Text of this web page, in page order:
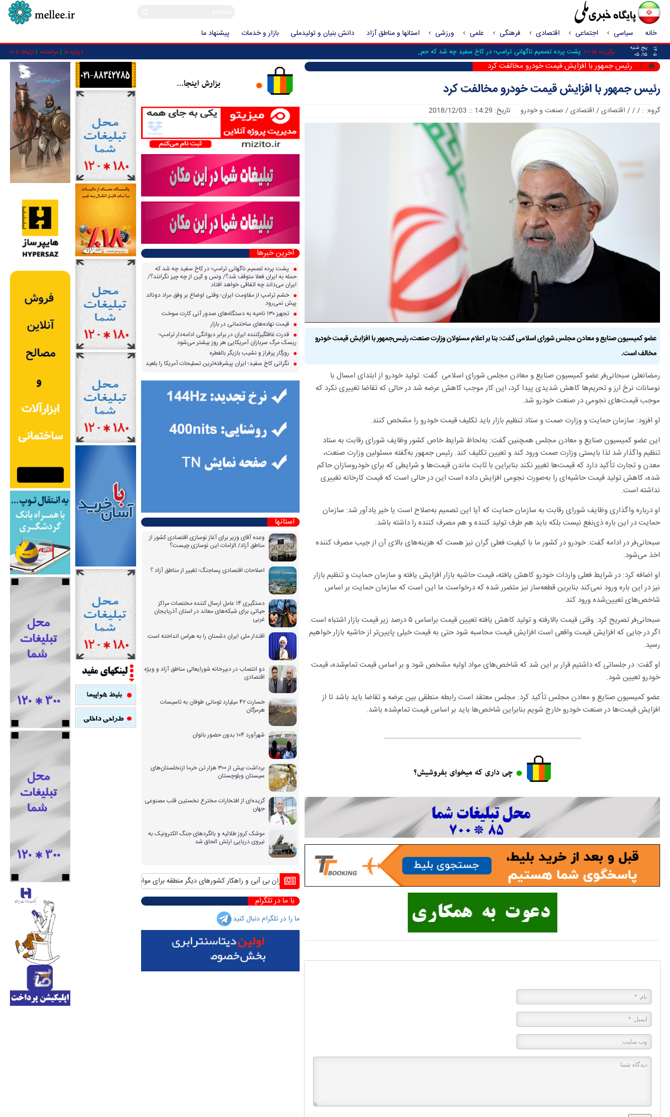
خانه سیاسی اجتماعی اقتصادی فرهنگی علمی ورزشی استانها و مناطق آزاد دانش بنیان و تولیدملی بازار و خدمات پیشنهاد ما
۱۴۰۵
پنج شنبه
۱۵/ ۰۵
برگزیده ها >> پشت پرده تصمیم ناگهانی ترامپ؛ در کاخ سفید چه شد که حمله به ایرا_ درباره ما مرامنامه ارتباط با ما
رئیس جمهور با افزایش قیمت خودرو مخالفت کرد
رئیس جمهور با افزایش قیمت خودرو مخالفت کرد
گروه: :
/
/
/ اقتصادی/ اقتصادی / صنعت و خودرو تاریخ: 14:29 :: 2018/12/03
عضو کمیسیون صنایع و معادن مجلس شورای اسلامی گفت: بنا بر اعلام مسئولان وزارت صنعت، رئیس‌جمهور با افزایش قیمت خودرو
مخالف است.
رمضانعلی سبحانی‌فر عضو کمیسیون صنایع و معادن مجلس شورای اسلامی گفت: تولید خودرو از ابتدای امسال با
نوسانات نرخ ارز و تحریم‌ها کاهش شدیدی پیدا کرد، این کار موجب کاهش عرضه شد در حالی که تقاضا تغییری نکرد که
موجب قیمت‌های نجومی در صنعت خودرو شد.
او افزود: سازمان حمایت و وزارت صمت و ستاد تنظیم بازار باید تکلیف قیمت خودرو را مشخص کنند.
این عضو کمیسیون صنایع و معادن مجلس همچنین گفت: به‌لحاظ شرایط خاص کشور وظایف شورای رقابت به ستاد
تنظیم واگذار شد لذا بایستی وزارت صمت ورود کند و تعیین تکلیف کند. رئیس جمهور به‌گفته مسئولین وزارت صنعت،
معدن و تجارت تأکید دارد که قیمت‌ها تغییر نکند بنابراین با ثابت ماندن قیمت‌ها و شرایطی که برای خودروسازان حاکم
شده، کاهش تولید قیمت حاشیه‌ای را به‌صورت نجومی افزایش داده است این در حالی است که قیمت کارخانه تغییری
نداشته است.
او درباره واگذاری وظایف شورای رقابت به سازمان حمایت که آیا این تصمیم به‌صلاح است یا خیر یادآور شد: سازمان
حمایت در این باره ذی‌نفع نیست بلکه باید هم طرف تولید کننده و هم مصرف کننده را داشته باشد.
سبحانی‌فر در ادامه گفت: خودرو در کشور ما با کیفیت فعلی گران نیز هست که هزینه‌های بالای آن از جیب مصرف کننده
اخذ می‌شود.
او اضافه کرد: در شرایط فعلی واردات خودرو کاهش یافته، قیمت حاشیه بازار افزایش یافته و سازمان حمایت و تنظیم بازار
نیز در این باره ورود نمی‌کند بنابرین قطعه‌ساز نیز متضرر شده که درخواست ما این است که سازمان حمایت بر اساس
شاخص‌های تعیین‌شده ورود کند.
سبحانی‌فر تصریح کرد: وقتی قیمت بالارفته و تولید کاهش یافته تعیین قیمت براساس ۵ درصد زیر قیمت بازار اشتباه است.
اگر در جایی که افزایش قیمت واقعی است افزایش قیمت محاسبه شود حتی به قیمت خیلی پایین‌تر از حاشیه بازار خواهیم
رسید.
او گفت: در جلساتی که داشتیم قرار بر این شد که شاخص‌های مواد اولیه مشخص شود و بر اساس قیمت تمام‌شده، قیمت
خودرو تعیین شود.
عضو کمیسیون صنایع و معادن مجلس تأکید کرد: مجلس معتقد است رابطه منطقی بین عرضه و تقاضا باید باشد تا از
افزایش قیمت‌ها در صنعت خودرو خارج شویم بنابراین شاخص‌ها باید بر اساس قیمت تمام‌شده باشد.
آخرین خبرها
پشت پرده تصمیم ناگهانی ترامپ؛ در کاخ سفید چه شد که
حمله به ایران فعلا متوقف شد؟/ ونس و کین از چه چیز نگرانند؟/
ایران می‌داند چه اتفاقی خواهد افتاد
خشم ترامپ از مقاومت ایران؛ وقتی اوضاع بر وفق مراد دونالد
پیش نمی‌رود
تجهیز ۱۳۰ ناحیه به دستگاه‌های صدور آنی کارت سوخت
قیمت نهاده‌های ساختمانی در بازار
قدرت غافلگیرکننده ایران در برابر دیوانگی ادامه‌دار ترامپ؛
ریسک مرگ سربازان آمریکایی هر روز بیشتر می‌شود
روزگار پرفراز و نشیب بازیگر بالفطره
نگرانی کاخ سفید؛ ایران پیشرفته‌ترین تسلیحات آمریکا را بلعید
استانها
وعده آقای وزیر برای آغاز نوسازی اقتصادی کشور از
مناطق آزاد/ الزامات این نوسازی چیست؟
اصلاحاتِ اقتصادی پساجنگ؛ تغییر از مناطق آزاد ؟
دستگیری ۱۴ عامل ارسال کننده مختصات مراکز
حیاتی برای شبکه‌های معاند در استان آذربایجان
غربی
اقتدار ملی ایران دشمنان را به هراس انداخته است
دو انتصاب در دبیرخانه شورایعالی مناطق آزاد و ویژه
اقتصادی
خسارت ۴۲ میلیارد تومانی طوفان به تاسیسات
هرمزگان
شهرآورد ۱۰۴ بدون حضور بانوان
برداشت بیش از ۳۰۰ هزار تن خرما ازنخلستان‌های
سیستان وبلوچستان
گزیده‌ای از افتخارات مخترع نخستین قلب مصنوعی
جهان
موشک کروز طلائیه و بالگردهای جنگ الکترونیک به
نیروی دریایی ارتش الحاق شد
بحران بی آبی و راهکار کشورهای دیگر منطقه برای مواجهه با آن منافع پایدار ایران در شانگهای چیست؟
با ما در تلگرام
ما را در تلگرام دنبال کنید